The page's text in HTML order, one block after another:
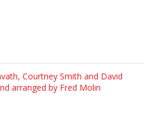
Courtney Smith and David
arranged by Fred Molin